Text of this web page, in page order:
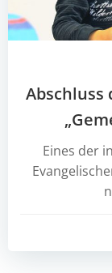
Abschluss
Eines der